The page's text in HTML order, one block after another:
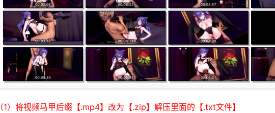
（1）将视频马甲后缀【.mp4】改为【.zip】解压里面的【.txt文件】